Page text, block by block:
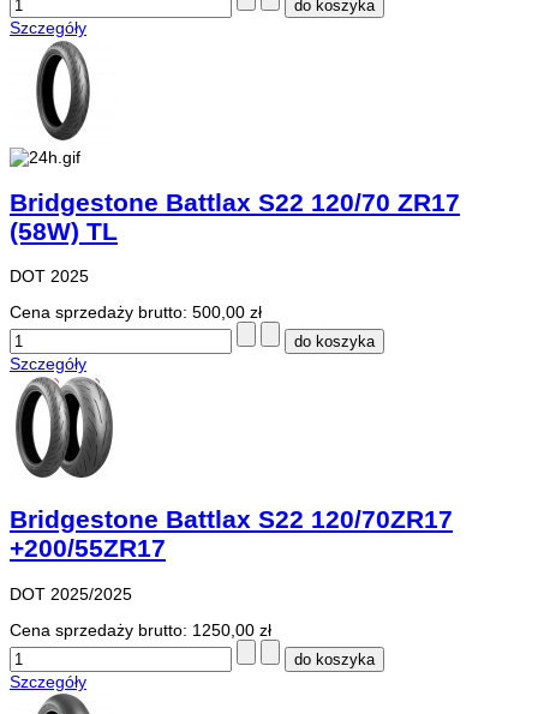
Szczegóły
Bridgestone Battlax S22 120/70 ZR17
(58W) TL
DOT 2025
Cena sprzedaży brutto: 500,00 zł
Szczegóły
Bridgestone Battlax S22 120/70ZR17
+200/55ZR17
DOT 2025/2025
Cena sprzedaży brutto: 1250,00 zł
Szczegóły